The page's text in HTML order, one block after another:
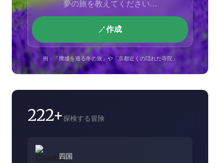
作成
例：「廃墟を巡る冬の旅」や「京都近くの隠れた寺院」
222+探検する冒険
四国